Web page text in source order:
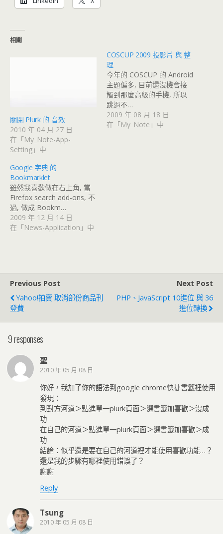
相關
關閉 Plurk 的 音效
2010 年 04 月 27 日
在「My_Note-App-
Setting」中
COSCUP 2009 投影片 與 整
理
今年的 COSCUP 的 Android
主題偏多, 目前還沒機會接
觸到那麼高級的手機, 所以
跳過不…
2009 年 08 月 18 日
在「My_Note」中
Google 字典 的
Bookmarklet
雖然我喜歡做在右上角, 當
Firefox search add-ons, 不
過, 做成 Bookm…
2009 年 12 月 14 日
在「News-Application」中
Previous Post
Yahoo!拍賣 取消部份商品刊
登費
Next Post
PHP、JavaScript 10進位 與 36
進位轉換
9 responses
聖
2010 年 05 月 08 日
你好，我加了你的語法到google chrome快捷書籤裡使用
發現：
到對方河道＞點進單一plurk頁面＞選書籤加喜歡＞沒成
功
在自己的河道＞點進單一plurk頁面＞選書籤加喜歡＞成
功
結論：似乎還是要在自己的河道裡才能使用喜歡功能…？
還是我的步驟有哪裡使用錯誤了？
謝謝
Reply
Tsung
2010 年 05 月 08 日